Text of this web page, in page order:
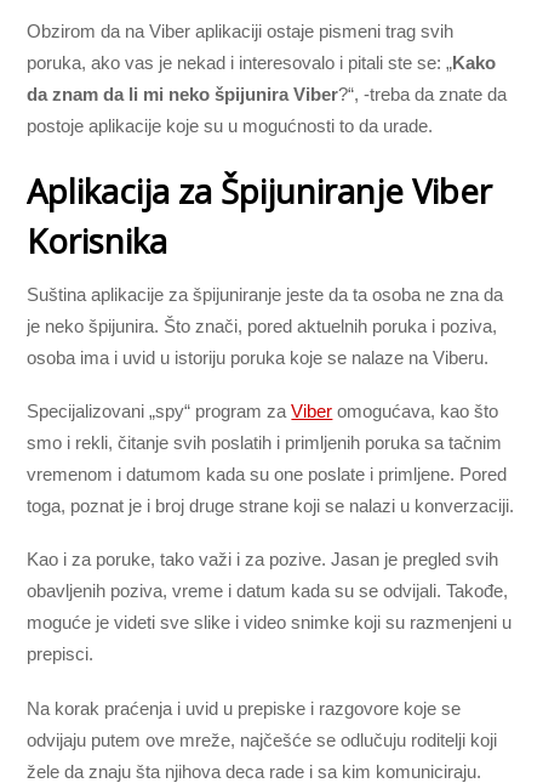
Obzirom da na Viber aplikaciji ostaje pismeni trag svih
poruka, ako vas je nekad i interesovalo i pitali ste se: „Kako
da znam da li mi neko špijunira Viber?“, -treba da znate da
postoje aplikacije koje su u mogućnosti to da urade.
Aplikacija za Špijuniranje Viber
Korisnika
Suština aplikacije za špijuniranje jeste da ta osoba ne zna da
je neko špijunira. Što znači, pored aktuelnih poruka i poziva,
osoba ima i uvid u istoriju poruka koje se nalaze na Viberu.
Specijalizovani „spy“ program zaViber omogućava, kao što
smo i rekli, čitanje svih poslatih i primljenih poruka sa tačnim
vremenom i datumom kada su one poslate i primljene. Pored
toga, poznat je i broj druge strane koji se nalazi u konverzaciji.
Kao i za poruke, tako važi i za pozive. Jasan je pregled svih
obavljenih poziva, vreme i datum kada su se odvijali. Takođe,
moguće je videti sve slike i video snimke koji su razmenjeni u
prepisci.
Na korak praćenja i uvid u prepiske i razgovore koje se
odvijaju putem ove mreže, najčešće se odlučuju roditelji koji
žele da znaju šta njihova deca rade i sa kim komuniciraju.